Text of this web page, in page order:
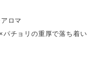
ロマ
チョリの重厚で落ち着い